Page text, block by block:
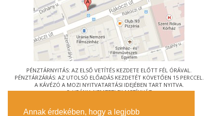
Annak érdekében, hogy a legjobb
PÉNZTÁRNYITÁS: AZ ELSŐ VETÍTÉS KEZDETE ELŐTT FÉL ÓRÁVAL.
PÉNZTÁRZÁRÁS: AZ UTOLSÓ ELŐADÁS KEZDETÉT KÖVETŐEN 15 PERCCEL.
A KÁVÉZÓ A MOZI NYITVATARTÁSI IDEJÉBEN TART NYITVA.
© URÁNIA NEMZETI FILMSZÍNHÁZ